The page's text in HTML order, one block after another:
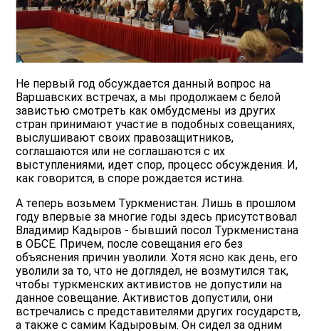
Не первый год обсуждается данный вопрос на
Варшавских встречах, а мы продолжаем с белой
завистью смотреть как омбудсмены из других
стран принимают участие в подобных совещаниях,
выслушивают своих правозащитников,
соглашаются или не соглашаются с их
выступлениями, идет спор, процесс обсуждения. И,
как говорится, в споре рождается истина.
А теперь возьмем Туркменистан. Лишь в прошлом
году впервые за многие годы здесь присутствовал
Владимир Кадыров - бывший посол Туркменистана
в ОБСЕ. Причем, после совещания его без
объяснения причин уволили. Хотя ясно как день, его
уволили за то, что не доглядел, не возмутился так,
чтобы туркменских активистов не допустили на
данное совещание. Активистов допустили, они
встречались с представителями других государств,
а также с самим Кадыровым. Он сидел за одним